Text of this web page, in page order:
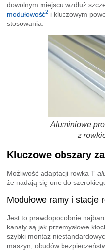
dowolnym miejscu wzdłuż
modułowość2 i kluczowym
stosowania.
Aluminiowe
z
Kluczowe obszary
Możliwość adaptacji rowka T
że nadają się one do
Modułowe ramy i stacje
Jest to prawdopodobnie
kanały są jak przemysłowe
szybki montaż
maszyn, obudów